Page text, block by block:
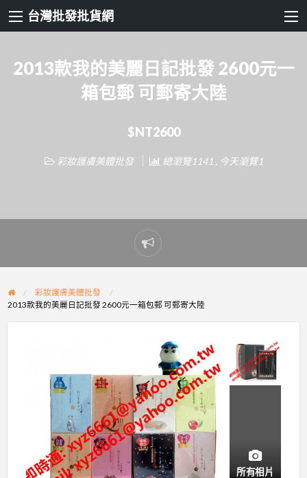
台灣批發批貨網
2013款我的美麗日記批發 2600元一
箱包郵 可郵寄大陸
$NT2600
彩妝護膚美體批發 總瀏覽1141 , 今天瀏覽1
Report
problem
彩妝護膚美體批發
2013款我的美麗日記批發 2600元一箱包郵 可郵寄大陸
所有相片